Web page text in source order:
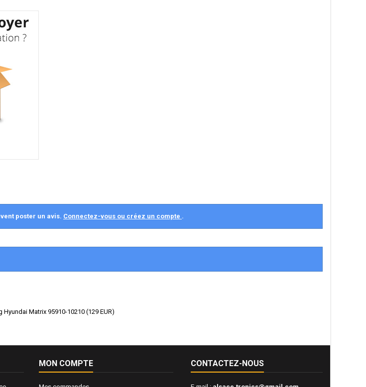
poster un avis. Connectez-vous ou créez un compte .
Matrix 95910-10210 (129 EUR)
MON COMPTE CONTACTEZ-NOUS